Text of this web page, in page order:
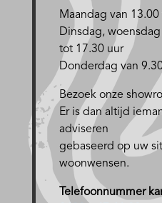
Maandag van
Dinsdag,
tot 17.30 uur
Donderdag van
Bezoek onze
Er is dan altijd
adviseren
gebaseerd op uw
woonwensen.
Telefoonnummer